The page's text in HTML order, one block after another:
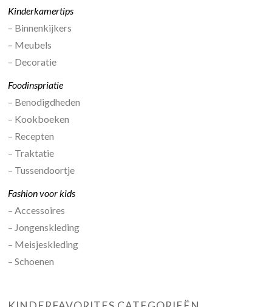
Kinderkamertips
– Binnenkijkers
– Meubels
– Decoratie
Foodinspriatie
– Benodigdheden
– Kookboeken
– Recepten
– Traktatie
– Tussendoortje
Fashion voor kids
– Accessoires
– Jongenskleding
– Meisjeskleding
– Schoenen